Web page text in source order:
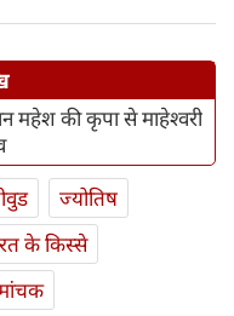
महेश की कृपा से माहेश्वरी
ज्योतिष
के किस्से